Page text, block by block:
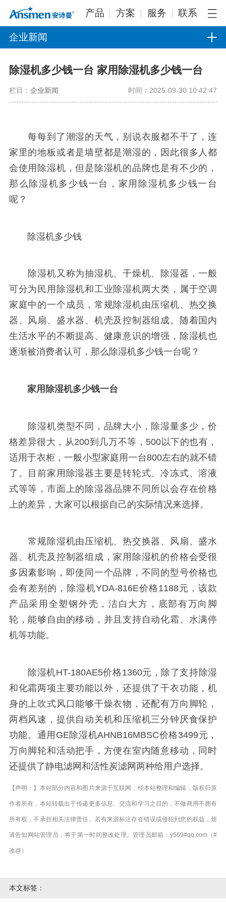
产品 方案 服务 联系
企业新闻
除湿机多少钱一台 家用除湿机多少钱一台
栏目： 企业新闻 时间：2025-09-30 10:42:47
每每到了潮湿的天气，别说衣服都不干了，连
家里的地板或者是墙壁都是潮湿的，因此很多人都
会使用除湿机，但是除湿机的品牌也是有不少的，
那么除湿机多少钱一台，家用除湿机多少钱一台
呢？
除湿机多少钱
除湿机又称为抽湿机、干燥机、除湿器，一般
可分为民用除湿机和工业除湿机两大类，属于空调
家庭中的一个成员，常规除湿机由压缩机、热交换
器、风扇、盛水器、机壳及控制器组成。随着国内
生活水平的不断提高、健康意识的增强，除湿机也
逐渐被消费者认可，那么除湿机多少钱一台呢？
家用除湿机多少钱一台
除湿机类型不同，品牌大小，除湿量多少，价
格差异很大，从200到几万不等，500以下的也有，
适用于衣柜，一般小型家庭用一台800左右的就不错
了。目前家用除湿器主要是转轮式、冷冻式、溶液
式等等，市面上的除湿器品牌不同所以会存在价格
上的差异，大家可以根据自己的实际情况来选择。
常规除湿机由压缩机、热交换器、风扇、盛水
器、机壳及控制器组成，家用除湿机的价格会受很
多因素影响，即使同一个品牌，不同的型号价格也
会有差别的，除湿机YDA-816E价格1188元，该款
产品采用全塑钢外壳，洁白大方，底部有万向脚
轮，能够自由的移动，并且支持自动化霜、水满停
机等功能。
除湿机HT-180AE5价格1360元，除了支持除湿
和化霜两项主要功能以外，还提供了干衣功能，机
身的上吹式风口能够干燥衣物，还配有万向脚轮，
两档风速，提供自动关机和压缩机三分钟厌食保护
功能。通用GE除湿机AHNB16MBSC价格3499元，
万向脚轮和活动把手，方便在室内随意移动，同时
还提供了静电滤网和活性炭滤网两种给用户选择。
【声明：】本站部分内容和图片来源于互联网，经本站整理和编辑，版权归原
作者所有，本站转载出于传递更多信息、交流和学习之目的，不做商用不拥有
所有权，不承担相关法律责任。若有来源标注存在错误或侵犯到您的权益，烦
请告知网站管理员，将于第一时间整改处理。管理员邮箱：y569#qq.com（#
改@）
本文标签：